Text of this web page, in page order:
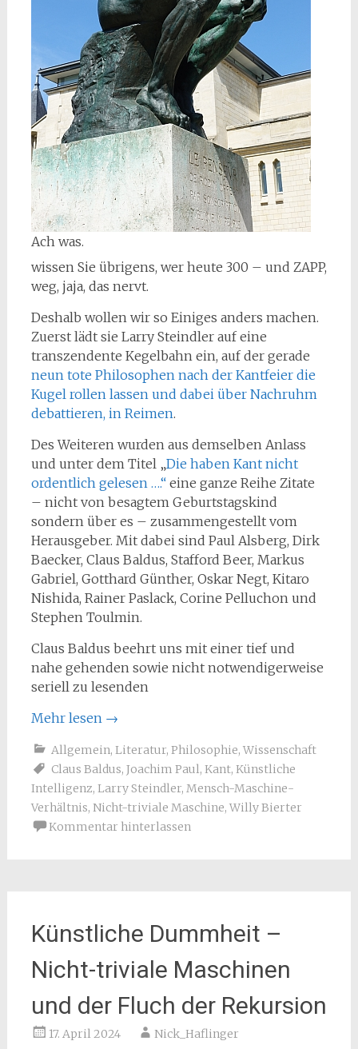
Ach was.
wissen Sie übrigens, wer heute 300 – und ZAPP,
weg, jaja, das nervt.
Deshalb wollen wir so Einiges anders machen.
Zuerst lädt sie Larry Steindler auf eine
transzendente Kegelbahn ein, auf der gerade
neun tote Philosophen nach der Kantfeier die
Kugel rollen lassen und dabei über Nachruhm
debattieren, in Reimen.
Des Weiteren wurden aus demselben Anlass
und unter dem Titel „Die haben Kant nicht
ordentlich gelesen ….“eine ganze Reihe Zitate
– nicht von besagtem Geburtstagskind
sondern über es – zusammengestellt vom
Herausgeber. Mit dabei sind Paul Alsberg, Dirk
Baecker, Claus Baldus, Stafford Beer, Markus
Gabriel, Gotthard Günther, Oskar Negt, Kitaro
Nishida, Rainer Paslack, Corine Pelluchon und
Stephen Toulmin.
Claus Baldus beehrt uns mit einer tief und
nahe gehenden sowie nicht notwendigerweise
seriell zu lesenden
Mehr lesen →
Allgemein, Literatur, Philosophie, Wissenschaft
Claus Baldus, Joachim Paul, Kant, Künstliche
Intelligenz, Larry Steindler, Mensch-Maschine-
Verhältnis, Nicht-triviale Maschine, Willy Bierter
Kommentar hinterlassen
Künstliche Dummheit –
Nicht-triviale Maschinen
und der Fluch der Rekursion
17. April 2024 Nick_Haflinger